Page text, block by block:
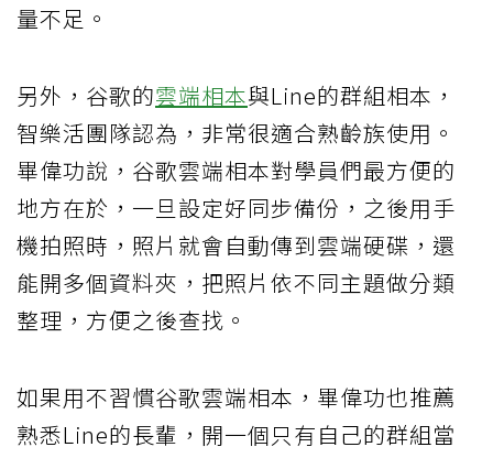
量不足。
另外，谷歌的雲端相本與Line的群組相本，
智樂活團隊認為，非常很適合熟齡族使用。
畢偉功說，谷歌雲端相本對學員們最方便的
地方在於，一旦設定好同步備份，之後用手
機拍照時，照片就會自動傳到雲端硬碟，還
能開多個資料夾，把照片依不同主題做分類
整理，方便之後查找。
如果用不習慣谷歌雲端相本，畢偉功也推薦
熟悉Line的長輩，開一個只有自己的群組當